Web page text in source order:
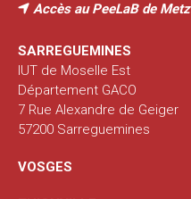
Accès au PeeLaB de Metz
SARREGUEMINES
IUT de Moselle Est
Département GACO
7 Rue Alexandre de Geiger
57200 Sarreguemines
VOSGES